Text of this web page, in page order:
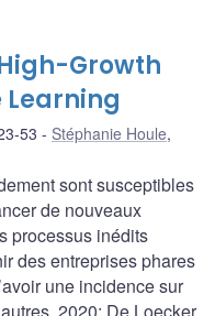
Growth
Learning
53 Stéphanie Houle,
sont susceptibles
de nouveaux
processus inédits
des entreprises phares
une incidence sur